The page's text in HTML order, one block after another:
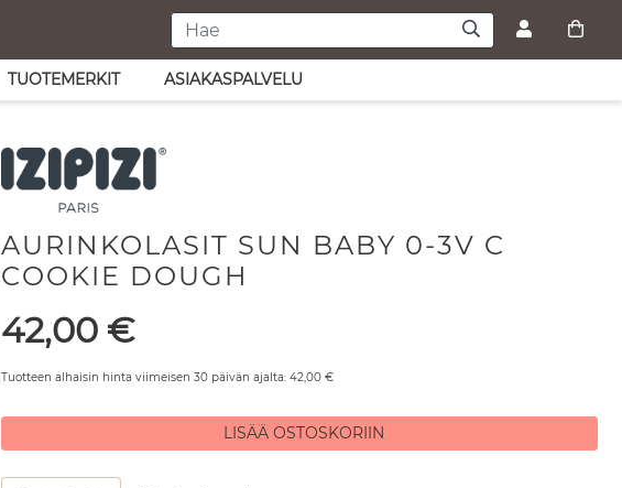
TUOTEMERKIT ASIAKASPALVELU
AURINKOLASIT SUN BABY 0-3V C
COOKIE DOUGH
Hinta
42,00 €
Tuotteen alhaisin hinta viimeisen 30 päivän ajalta:42,00 €
LISÄÄ OSTOSKORIIN